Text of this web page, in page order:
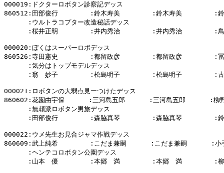
000019:ドクターロボタン診察記デッス
860512:田部俊行        :鈴木寿美        :鈴木寿美        :鈴
      :ウルトラコプター改造秘話デッス
:桜井正明        :井内秀治        :井内秀治        :鳥
000020:ぼくはスーパーロボデッス
860526:寺田憲史        :都留政彦        :都留政彦        :冨
      :気分はトップモデルデッス
:翁　妙子        :松島明子        :松島明子        :古
000021:ロボタンの大弱点見ーつけたデッス
860602:花園由宇保      :三河島五郎      :三河島五郎      :柳
      :無頼派ロボタン男旅デッス
:田部俊行        :森脇真琴        :森脇真琴        :鈴
000022:ウメ先生お見合ジャマ作戦デッス
860609:武上純希        :こだま兼嗣      :こだま兼嗣      :小
      :ヘンテコロボタン公園デッス
:山本　優        :本郷　満        :本郷　満        :柳